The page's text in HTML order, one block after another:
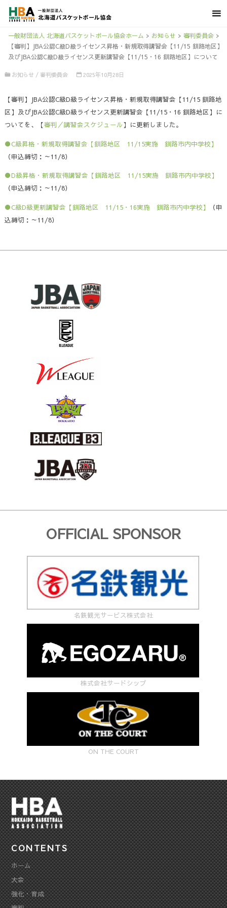
一般財団法人 北海道バスケットボール協会ホーム > お知らせ > 審判委員会>
【審判】JBA公認C級D級ライセンス昇格・新規取得講習会【11/15 釧路地区】
及びJBA公認C級D級ライセンス更新講習会【11/15・16 釧路地区】について
お知らせ / 審判委員会 2025年10月28日
【審判】JBA公認C級D級ライセンス昇格・新規取得講習会【11/15 釧路地
区】及びJBA公認C級D級ライセンス更新講習会【11/15・16 釧路地区】に
ついてを、【審判／講習会スケジュール】に更新しました。
●C級昇格・新規取得講習会【釧路地区 11/15実施 釧路市内中学校】
（申込締切：～11/8）
●D級昇格・新規取得講習会【釧路地区 11/15実施 釧路市内中学校】
（申込締切：～11/8）
●C級D級更新講習会【釧路地区 11/15・16実施 釧路市内中学校】
（申
込締切：～11/8）
OFFICIAL SPONSOR
名鉄観光サービス株式会社
株式会社サードシップ
ON THE COURT
CONTENTS
ホーム
大会
強化・育成